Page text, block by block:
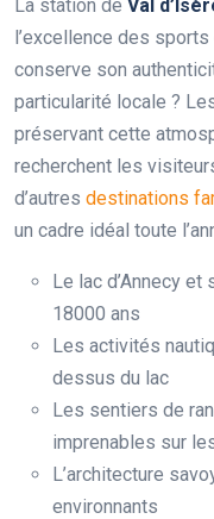
La station de Val
l’excellence des sports
conserve son
particularité locale ?
préservant cette
recherchent les
d’autres destinations
un cadre idéal toute
Le lac d’Annecy
18000 ans
Les activités
dessus du lac
Les sentiers de
imprenables sur
L’architecture
environnants